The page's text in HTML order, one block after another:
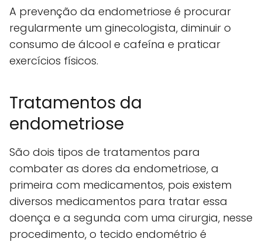
A prevenção da endometriose é procurar
regularmente um ginecologista, diminuir o
consumo de álcool e cafeína e praticar
exercícios físicos.
Tratamentos da
endometriose
São dois tipos de tratamentos para
combater as dores da endometriose, a
primeira com medicamentos, pois existem
diversos medicamentos para tratar essa
doença e a segunda com uma cirurgia, nesse
procedimento, o tecido endométrio é